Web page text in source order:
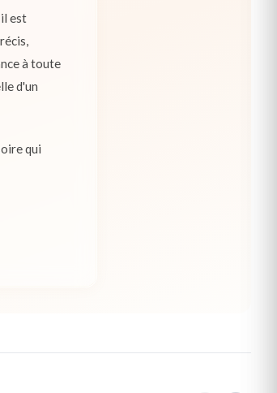
est
à toute
d'un
qui